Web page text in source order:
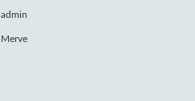
admin
Merve